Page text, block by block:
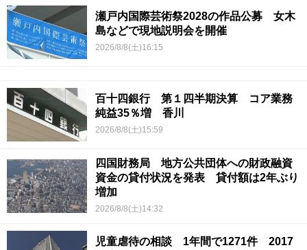
瀬戸内国際芸術祭2028の作品公募 女木
島などで現地説明会を開催
2026/8/8(土)16:15
百十四銀行 第１四半期決算 コア業務
純益35％増 香川
2026/8/8(土)15:59
四国財務局 地方公共団体への財政融資
資金の貸付状況を発表 貸付額は2年ぶり
増加
2026/8/8(土)14:32
児童虐待の相談 1年間で1271件 2017